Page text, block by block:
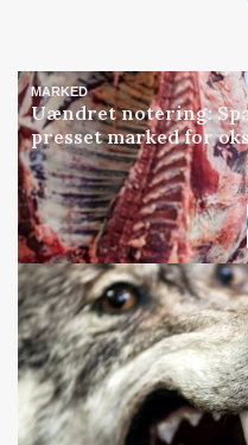
MARKED
Uændret notering:
presset marked for